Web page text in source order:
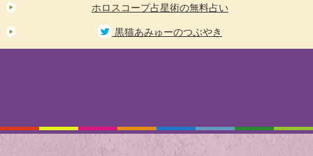
ホロスコープ占星術の無料占い
黒猫あみゅーのつぶやき